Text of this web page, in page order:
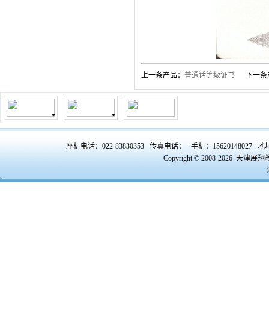
上一条产品： 普通话等级证书 下一条
座机电话：022-83830353 传真电话： 手机：15620148027
Copyright © 2008-2026 天津展翔